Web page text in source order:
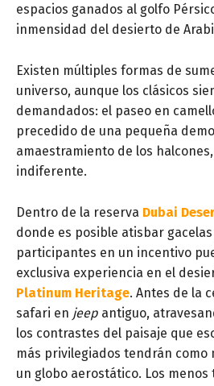
espacios ganados al golfo
inmensidad del desierto de
Existen múltiples formas de
universo, aunque los clásicos
demandados: el paseo en
precedido de una pequeña
amaestramiento de los
indiferente.
Dentro de la reserva Dubai
donde es posible atisbar gacelas
participantes en un incentivo
exclusiva experiencia en el
Platinum Heritage. Antes de la
safari en jeep antiguo,
los contrastes del paisaje que
más privilegiados tendrán
un globo aerostático. Los menos